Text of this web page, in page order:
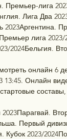
Премьер-лига
Лига Два
2023Аргентина.
лига 2023/
2024Бельгия.
онлайн 6
13:45. Онлайн
стартовые
Первый
Кубок 2023/